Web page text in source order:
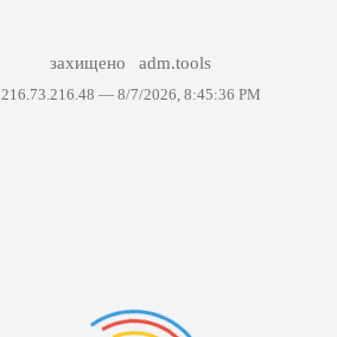
захищено adm.tools
216.73.216.48 — 8/7/2026, 8:45:36 PM